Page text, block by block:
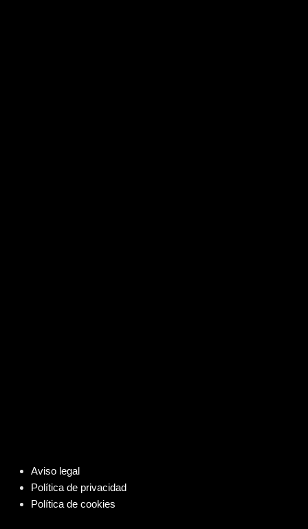
Aviso legal
Política de privacidad
Política de cookies